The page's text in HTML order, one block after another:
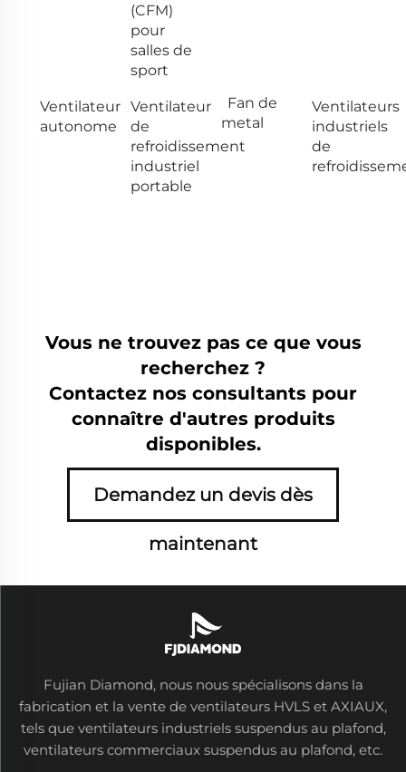
(CFM)
pour
salles de
sport
Ventilateur
autonome
Ventilateur
de
refroidissement
industriel
portable
Fan de
metal
Ventilateurs
industriels
de
Vous ne trouvez pas ce que vous
recherchez ?
Contactez nos consultants pour
connaître d'autres produits
disponibles.
Demandez un devis dès
maintenant
Fujian Diamond, nous nous spécialisons dans la
fabrication et la vente de ventilateurs HVLS et AXIAUX,
tels que ventilateurs industriels suspendus au plafond,
ventilateurs commerciaux suspendus au plafond, etc.